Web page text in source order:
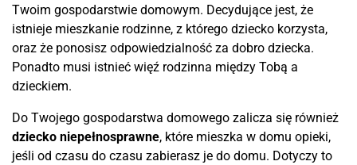
Twoim gospodarstwie domowym. Decydujące jest, że
istnieje mieszkanie rodzinne, z którego dziecko korzysta,
oraz że ponosisz odpowiedzialność za dobro dziecka.
Ponadto musi istnieć więź rodzinna między Tobą a
dzieckiem.
Do Twojego gospodarstwa domowego zalicza się również
dziecko niepełnosprawne, które mieszka w domu opieki,
jeśli od czasu do czasu zabierasz je do domu. Dotyczy to